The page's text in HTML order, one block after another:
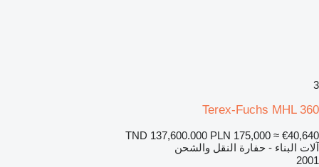
3
Terex-Fuchs MHL 360
TND 137,600.000 PLN 175,000 ≈ €40,640
آلات البناء - حفارة النقل والشحن
2001